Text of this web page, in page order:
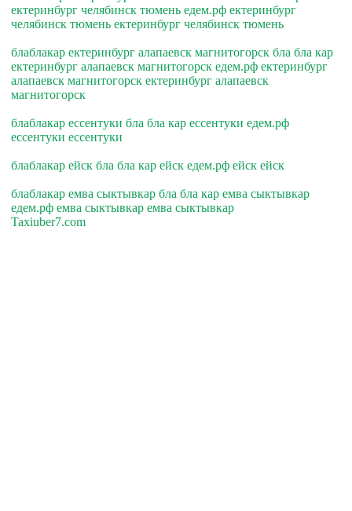
ектеринбург челябинск тюмень едем.рф ектеринбург
челябинск тюмень ектеринбург челябинск тюмень
блаблакар ектеринбург алапаевск магнитогорск бла бла кар
ектеринбург алапаевск магнитогорск едем.рф ектеринбург
алапаевск магнитогорск ектеринбург алапаевск
магнитогорск
блаблакар ессентуки бла бла кар ессентуки едем.рф
ессентуки ессентуки
блаблакар ейск бла бла кар ейск едем.рф ейск ейск
блаблакар емва сыктывкар бла бла кар емва сыктывкар
едем.рф емва сыктывкар емва сыктывкар
Taxiuber7.com